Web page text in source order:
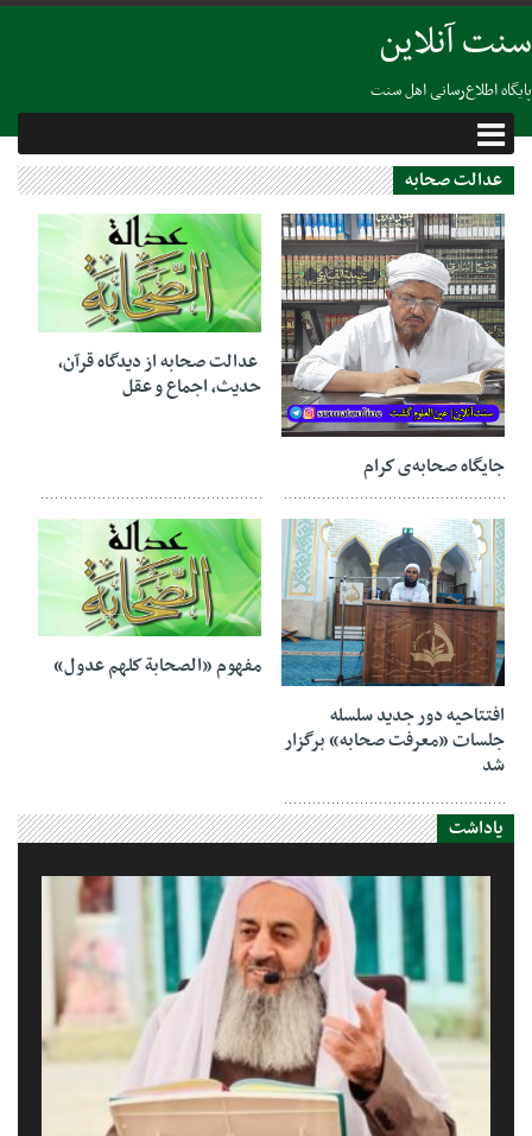
سنت آنلاین
پایگاه اطلاع‌رسانی اهل سنت
عدالت صحابه
26 جولای 2022
جايگاه صحابه‌ی كرام
27 ژوئن 2022
عدالت صحابه از دیدگاه قرآن،
حدیث، اجماع و عقل
27 سپتامبر 2020
افتتاحیه دور جدید سلسله
جلسات «معرفت صحابه» برگزار
شد
20 سپتامبر 2020
مفهوم «الصحابة كلهم عدول»
یاداشت